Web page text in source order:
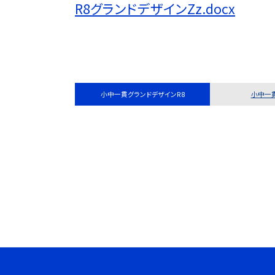
R8グランドデザインZz.docx
小中一貫グランドデザインR8 小中一